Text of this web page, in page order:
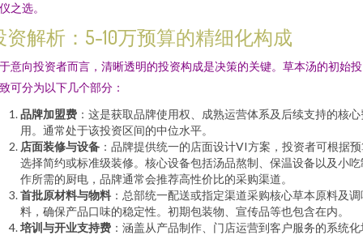
之选。
资解析：5-10万预算的精细化构成
意向投资者而言，清晰透明的投资构成是决策的关键。草本汤的初始
可分为以下几个部分：
品牌加盟费 ：这是获取品牌使用权、成熟运营体系及后续支持的核心
用。通常处于该投资区间的中位水平。
店面装修与设备 ：品牌提供统一的店面设计VI方案，投资者可根据
选择简约或标准级装修。核心设备包括汤品熬制、保温设备以及小吃
作所需的厨电，品牌通常会推荐高性价比的采购渠道。
首批原材料与物料 ：总部统一配送或指定渠道采购核心草本原料及
料，确保产品口味的稳定性。初期包装物、宣传品等也包含在内。
培训与开业支持费 ：涵盖从产品制作、门店运营到客户服务的系统